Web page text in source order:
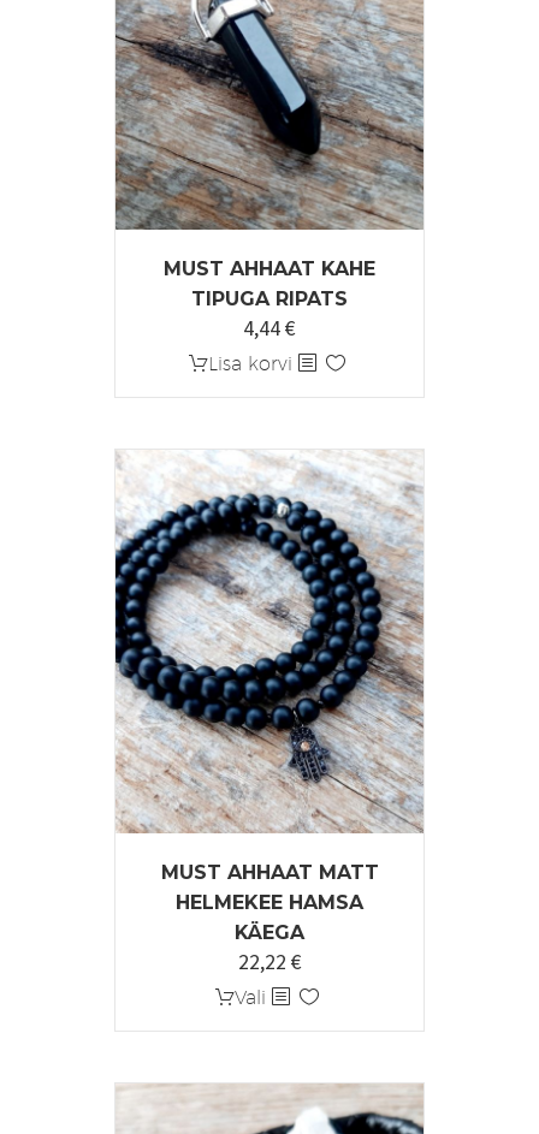
MUST AHHAAT KAHE
TIPUGA RIPATS
Algne
hind
4,44€
hind
Lisa korvi
MUST AHHAAT MATT
HELMEKEE HAMSA
KÄEGA
22,22 €
Vali Sellel
tootel
mitu
varianti.